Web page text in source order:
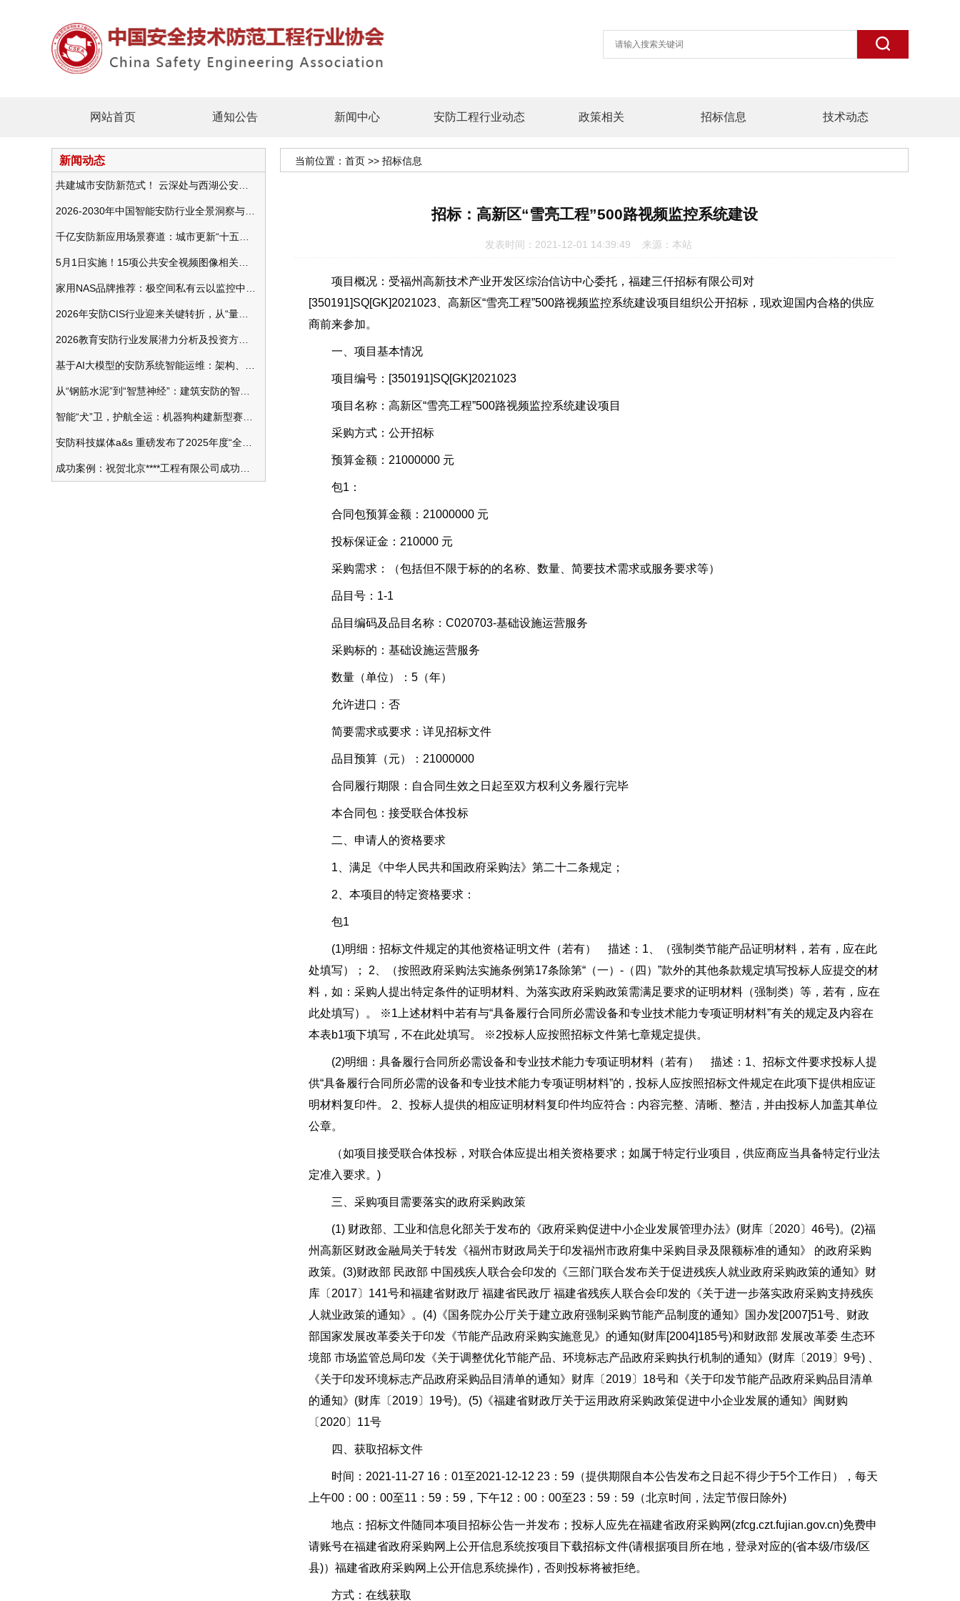
网站首页 通知公告 新闻中心 安防工程行业动态 政策相关 招标信息 技术动态
新闻动态 当前位置： 首页 >> 招标信息
招标：高新区“雪亮工程”500路视频监控系统建设
发表时间：2021-12-01 14:39:49 来源：本站
项目概况：受福州高新技术产业开发区综治信访中心委托，福建三仟招标有限公司对
[350191]SQ[GK]2021023、高新区“雪亮工程”500路视频监控系统建设项目组织公开招标，现欢迎国内合格的供应
商前来参加。
一、项目基本情况
项目编号：[350191]SQ[GK]2021023
项目名称：高新区“雪亮工程”500路视频监控系统建设项目
采购方式：公开招标
预算金额：21000000 元
包1：
合同包预算金额：21000000 元
投标保证金：210000 元
采购需求：（包括但不限于标的的名称、数量、简要技术需求或服务要求等）
品目号：1-1
品目编码及品目名称：C020703-基础设施运营服务
采购标的：基础设施运营服务
数量（单位）：5（年）
允许进口：否
简要需求或要求：详见招标文件
品目预算（元）：21000000
合同履行期限：自合同生效之日起至双方权利义务履行完毕
本合同包：接受联合体投标
二、申请人的资格要求
1、满足《中华人民共和国政府采购法》第二十二条规定；
2、本项目的特定资格要求：
包1
(1)明细：招标文件规定的其他资格证明文件（若有） 描述：1、（强制类节能产品证明材料，若有，应在此
处填写）； 2、（按照政府采购法实施条例第17条除第“（一）-（四）”款外的其他条款规定填写投标人应提交的材
料，如：采购人提出特定条件的证明材料、为落实政府采购政策需满足要求的证明材料（强制类）等，若有，应在
此处填写）。 ※1上述材料中若有与“具备履行合同所必需设备和专业技术能力专项证明材料”有关的规定及内容在
本表b1项下填写，不在此处填写。 ※2投标人应按照招标文件第七章规定提供。
(2)明细：具备履行合同所必需设备和专业技术能力专项证明材料（若有） 描述：1、招标文件要求投标人提
供“具备履行合同所必需的设备和专业技术能力专项证明材料”的，投标人应按照招标文件规定在此项下提供相应证
明材料复印件。 2、投标人提供的相应证明材料复印件均应符合：内容完整、清晰、整洁，并由投标人加盖其单位
公章。
（如项目接受联合体投标，对联合体应提出相关资格要求；如属于特定行业项目，供应商应当具备特定行业法
定准入要求。)
三、采购项目需要落实的政府采购政策
(1) 财政部、工业和信息化部关于发布的《政府采购促进中小企业发展管理办法》(财库〔2020〕46号)。(2)福
州高新区财政金融局关于转发《福州市财政局关于印发福州市政府集中采购目录及限额标准的通知》 的政府采购
政策。(3)财政部 民政部 中国残疾人联合会印发的《三部门联合发布关于促进残疾人就业政府采购政策的通知》财
库〔2017〕141号和福建省财政厅 福建省民政厅 福建省残疾人联合会印发的《关于进一步落实政府采购支持残疾
人就业政策的通知》。(4)《国务院办公厅关于建立政府强制采购节能产品制度的通知》国办发[2007]51号、财政
部国家发展改革委关于印发《节能产品政府采购实施意见》的通知(财库[2004]185号)和财政部 发展改革委 生态环
境部 市场监管总局印发《关于调整优化节能产品、环境标志产品政府采购执行机制的通知》(财库〔2019〕9号) 、
《关于印发环境标志产品政府采购品目清单的通知》财库〔2019〕18号和《关于印发节能产品政府采购品目清单
的通知》(财库〔2019〕19号)。(5)《福建省财政厅关于运用政府采购政策促进中小企业发展的通知》闽财购
〔2020〕11号
四、获取招标文件
时间：2021-11-27 16：01至2021-12-12 23：59（提供期限自本公告发布之日起不得少于5个工作日），每天
上午00：00：00至11：59：59，下午12：00：00至23：59：59（北京时间，法定节假日除外)
地点：招标文件随同本项目招标公告一并发布；投标人应先在福建省政府采购网(zfcg.czt.fujian.gov.cn)免费申
请账号在福建省政府采购网上公开信息系统按项目下载招标文件(请根据项目所在地，登录对应的(省本级/市级/区
县)）福建省政府采购网上公开信息系统操作)，否则投标将被拒绝。
方式：在线获取